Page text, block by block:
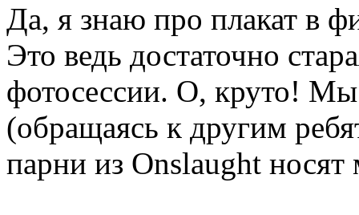
Да, я знаю про плакат в
Это ведь достаточно
фотосессии. О, круто!
(обращаясь к другим
парни из Onslaught